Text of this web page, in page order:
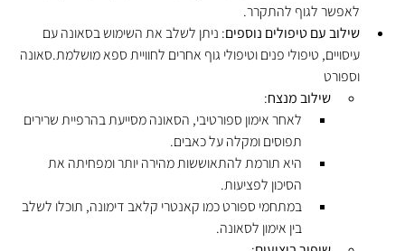
לאפשר לגוף להתקרר.
שילוב עם טיפולים נוספים: ניתן לשלב את השימוש בסאונה עם
עיסויים, טיפולי פנים וטיפולי גוף אחרים לחוויית ספא מושלמת.סאונה
וספורט
שילוב מנצח:
לאחר אימון ספורטיבי, הסאונה מסייעת בהרפיית שרירים
תפוסים ומקלה על כאבים.
היא תורמת להתאוששות מהירה יותר ומפחיתה את
הסיכון לפציעות.
במתחמי ספורט כמו קאנטרי קלאב דימונה, תוכלו לשלב
בין אימון לסאונה.